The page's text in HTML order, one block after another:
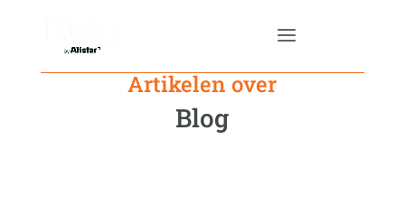
Artikelen over
Blog